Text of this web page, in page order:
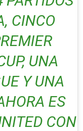
CINCO
UNA
Y UNA
ES
CON